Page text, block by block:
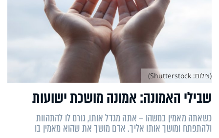
שבילי האמונה: אמונה מושכת ישועות
כשאתה מאמין במשהו – אתה מגדל אותו, גורם לו להתהוות
ולהתפתח ומושך אותו אליך. אדם מושך את שהוא מאמין בו
(צילום: Shutterstock)